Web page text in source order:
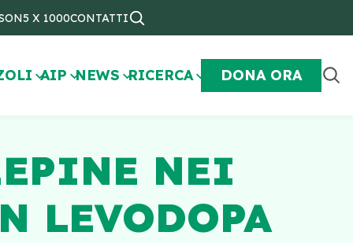
5 X 1000CONTATTI
AIP NEWS RICERCA DONA ORA
NEI
LEVODOPA